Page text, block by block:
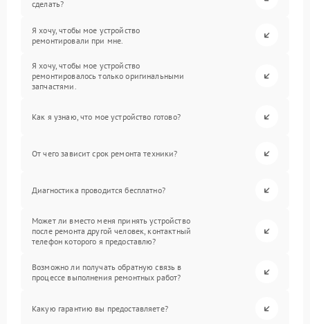
сделать?
Я хочу, чтобы мое устройство
ремонтировали при мне.
Я хочу, чтобы мое устройство
ремонтировалось только оригинальными
запчастями.
Как я узнаю, что мое устройство готово?
От чего зависит срок ремонта техники?
Диагностика проводится бесплатно?
Может ли вместо меня принять устройство
после ремонта другой человек, контактный
телефон которого я предоставлю?
Возможно ли получать обратную связь в
процессе выполнения ремонтных работ?
Какую гарантию вы предоставляете?